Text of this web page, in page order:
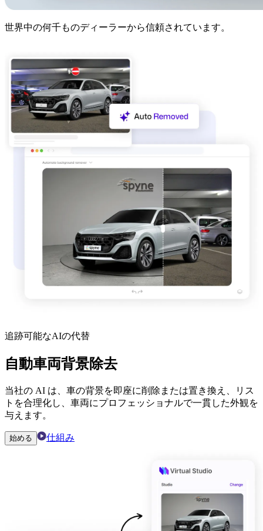
世界中の何千ものディーラーから信頼されています。
追跡可能なAIの代替
自動車両背景除去
当社の AI は、車の背景を即座に削除または置き換え、リス
トを合理化し、車両にプロフェッショナルで一貫した外観を
与えます。
始める 仕組み